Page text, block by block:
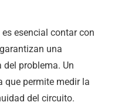
esencial contar con
una
problema. Un
que permite medir la
del circuito.